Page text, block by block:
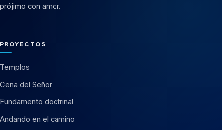
prójimo con amor.
PROYECTOS
Templos
Cena del Señor
Fundamento doctrinal
Andando en el camino